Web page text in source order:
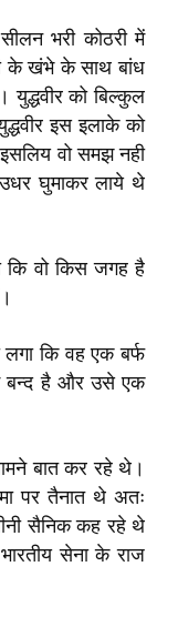
भरी कोठरी में
के खंभे के साथ बांध
को बिल्कुल
इस इलाके को
वो समझ नही
घुमाकर लाये थे
कि वो किस जगह है
कि वह एक बर्फ
है और उसे एक
बात कर रहे थे।
पर तैनात थे अतः
सैनिक कह रहे थे
सेना के राज